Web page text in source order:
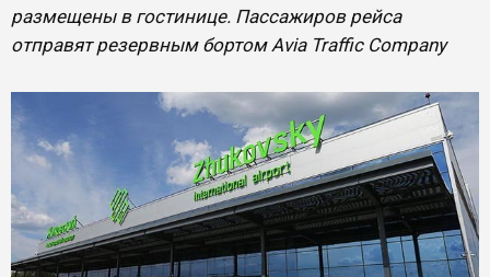
размещены в гостинице. Пассажиров рейса
отправят резервным бортом Avia Traffic Company